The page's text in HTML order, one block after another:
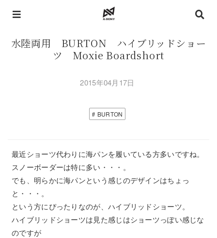
水陸両用 BURTON ハイブリッドショー
ツ Moxie Boardshort
2015年04月17日
BURTON
最近ショーツ代わりに海パンを履いている方多いですね。
スノーボーダーは特に多い・・・。
でも、明らかに海パンという感じのデザインはちょっ
と・・・。
という方にぴったりなのが、ハイブリッドショーツ。
ハイブリッドショーツは見た感じはショーツっぽい感じな
のですが